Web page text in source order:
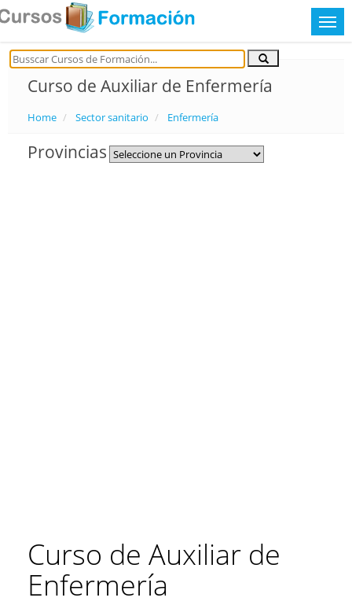
Curso de Auxiliar de Enfermería
Home Sector sanitario Enfermería
Provincias
Curso de Auxiliar de
Enfermería